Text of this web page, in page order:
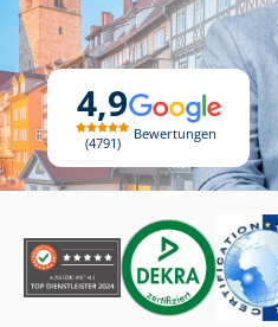
4,9
4791
Bewertungen